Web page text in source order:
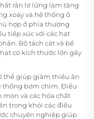
rắn lơ lửng làm tăng
xoáy và hệ thống ổ
hợp ở phía thượng
tiếp xúc với các hạt
Bộ tách cát và bể
có kích thước lớn gây
thể giúp giảm thiểu ăn
thống bơm chìm. Điều
mòn và các hóa chất
trong khỏi các điều
chuyên nghiệp giúp